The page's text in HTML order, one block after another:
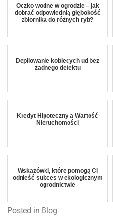
Oczko wodne w ogrodzie – jak
dobrać odpowiednią głębokość
zbiornika do różnych ryb?
Depilowanie kobiecych ud bez
żadnego defektu
Kredyt Hipoteczny a Wartość
Nieruchomości
Wskazówki, które pomogą Ci
odnieść sukces w ekologicznym
ogrodnictwie
Posted in Blog